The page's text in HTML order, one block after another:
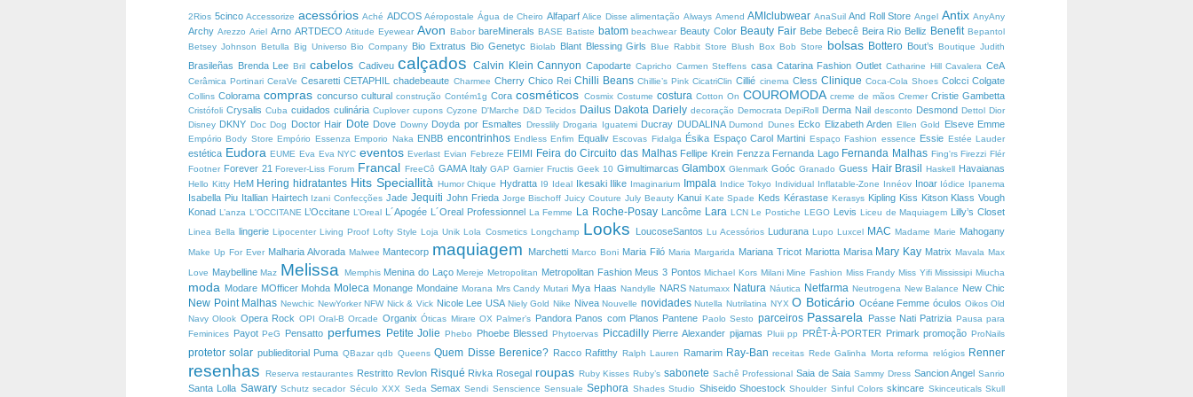
2Rios 5cincoAccessorize acessóriosAché ADCOSAéropostaleÁgua de Cheiro AlfaparfAlice DissealimentaçãoAlways AmendAMIclubwear AnaSuilAnd Roll StoreAngel AntixAnyAny
Archy Arezzo Ariel Arno ARTDECOAtitude EyewearAvon Babor bareMinerals BASE Batiste batombeachwear Beauty Color Beauty Fair Bebe Bebecê Beira Rio Belliz Benefit Bepantol
Betsey Johnson Betulla Big UniversoBio Company Bio Extratus Bio Genetyc Biolab Blant Blessing GirlsBlue Rabbit StoreBlush Box Bob Store bolsas Bottero Bout’sBoutique Judith
Brasileñas Brenda LeeBril cabelos CadiveucalçadosCalvin KleinCannyonCapodarte Capricho Carmen Steffenscasa Catarina Fashion Outlet Catharine HillCavaleraCeA
Cerâmica PortinariCeraVeCesarettiCETAPHILchadebeaute Charmee Cherry Chico Rei Chilli BeansChillie’s PinkCicatriClinCillié cinema Cless Clinique Coca-Cola Shoes ColcciColgate
CollinsColoramacomprasconcurso culturalconstruçãoContém1gCoracosméticos Cosmix Costume costura Cotton On COUROMODA creme de mãosCremerCristie Gambetta
Cristófoli Crysalis Cuba cuidados culinária Cuplover cupons Cyzone D'Marche D&D Tecidos Dailus Dakota Dariely decoração DemocrataDepiRoll Derma Naildesconto DesmondDettolDior
Disney DKNY Doc Dog Doctor Hair Dote Dove Downy Doyda por Esmaltes DresslilyDrogaria Iguatemi Ducray DUDALINADumond Dunes Ecko Elizabeth Arden Ellen Gold Elseve Emme
Empório Body StoreEmpório EssenzaEmporio Naka ENBB encontrinhos EndlessEnfim EqualivEscovas Fidalga Ésika Espaço Carol Martini Espaço Fashion essence Essie Estée Lauder
estética EudoraEUME Eva Eva NYC eventosEverlastEvian Febreze FEIMI Feira do Circuito das Malhas Fellipe Krein Fenzza Fernanda Lago Fernanda Malhas Fing'rsFirezziFlér
Footner Forever 21Forever-LissForum Francal FreeCô GAMA ItalyGAPGarnier Fructis Geek 10 GimultimarcasGlamboxGlenmarkGoóc Granado Guess Hair BrasilHaskell Havaianas
Hello Kitty HeM Hering hidratantes Hits Speciallità Humor Chique Hydratta I9 Ideal Ikesaki Ilike Imaginarium Impala Indice Tokyo Individual Inflatable-Zone Innéov Inoar Iódice Ipanema
Isabella Piu Itallian Hairtech Izani ConfecçõesJade Jequiti John Frieda Jorge BischoffJuicy Couture July Beauty Kanui Kate Spade Keds Kérastase Kerasys Kipling Kiss Kitson Klass Vough
Konad L’anza L'OCCITANE L’OccitaneL’Oreal L´Apogée L´Oreal Professionnel La Femme La Roche-Posay Lancôme Lara LCNLe PosticheLEGO Levis Liceu de Maquiagem Lilly’s Closet
Linea Bella lingerieLipocenterLiving ProofLofty StyleLoja UnikLola Cosmetics Longchamp Looks LoucoseSantos Lu Acessórios Ludurana Lupo Luxcel MAC Madame Marie Mahogany
Make Up For Ever Malharia Alvorada Malwee Mantecorp maquiagem MarchettiMarco Boni Maria Filó Maria Margarida Mariana Tricot Mariotta Marisa Mary Kay MatrixMavalaMax
Love MaybellineMaz Melissa Memphis Menina do LaçoMerejeMetropolitan Metropolitan Fashion Meus 3 PontosMichael Kors MilaniMine Fashion Miss FrandyMiss YifiMississipiMiucha
moda Modare MOfficer Mohda Moleca Monange Mondaine Morana Mrs CandyMutari Mya Haas Nandylle NARSNatumaxx NaturaNáutica Netfarma Neutrogena New Balance New Chic
New Point Malhas Newchic NewYorkerNFW Nick & Vick Nicole Lee USA Niely Gold Nike NiveaNouvelle novidadesNutellaNutrilatina NYXO Boticário Océane Femme óculos OikosOld
NavyOlook Opera Rock OPIOral-BOrcade OrganixÓticas MirareOXPalmer’s Pandora Panos com Planos Pantene Paolo Sesto parceiros Passarela Passe Nati Patrizia Pausa para
Feminices PayotPeG Pensatto perfumes Petite Jolie Phebo Phoebe BlessedPhytoervas Piccadilly Pierre Alexander pijamas Pluiipp PRÊT-À-PORTER PrimarkpromoçãoProNails
protetor solar publieditorial Puma QBazarqdb QueensQuem Disse Berenice? Racco Rafitthy Ralph Lauren Ramarim Ray-Banreceitas Rede Galinha Mortareforma relógios Renner
resenhas Reservarestaurantes Restritto Revlon Risqué Rivka Rosegal roupas Ruby KissesRuby’s sabonete Sachê ProfessionalSaia de SaiaSammy Dress Sancion AngelSanrio
Santa Lolla SawarySchutzsecador Século XXX Seda SemaxSendi SenscienceSensualeSephora Shades Studio Shiseido ShoestockShoulder Sinful Colorsskincare SkinceuticalsSkull